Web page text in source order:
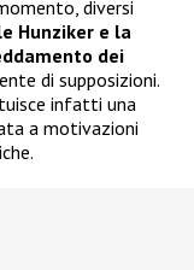
diversi
Hunziker e la
dei
di supposizioni.
infatti una
a motivazioni